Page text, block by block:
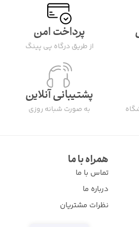
پرداخت امن
از طریق درگاه پی پینگ
پشتیبانی آنلاین
به صورت شبانه روزی
همراه با ما
تماس با ما
درباره ما
نظرات مشتریان